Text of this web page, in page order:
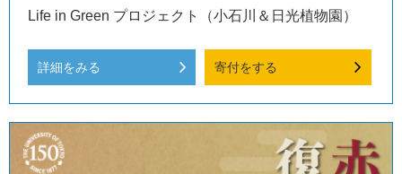
Life in Green プロジェクト（小石川＆日光植物園）
詳細をみる 寄付をする